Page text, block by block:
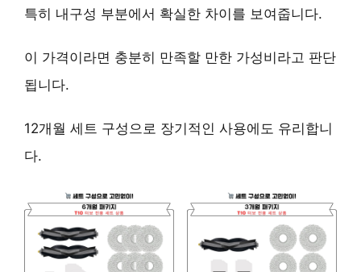
특히 내구성 부분에서 확실한 차이를 보여줍니다.
이 가격이라면 충분히 만족할 만한 가성비 라고 판단
됩니다.
12개월 세트 구성으로 장기적인 사용에도 유리합니
다.